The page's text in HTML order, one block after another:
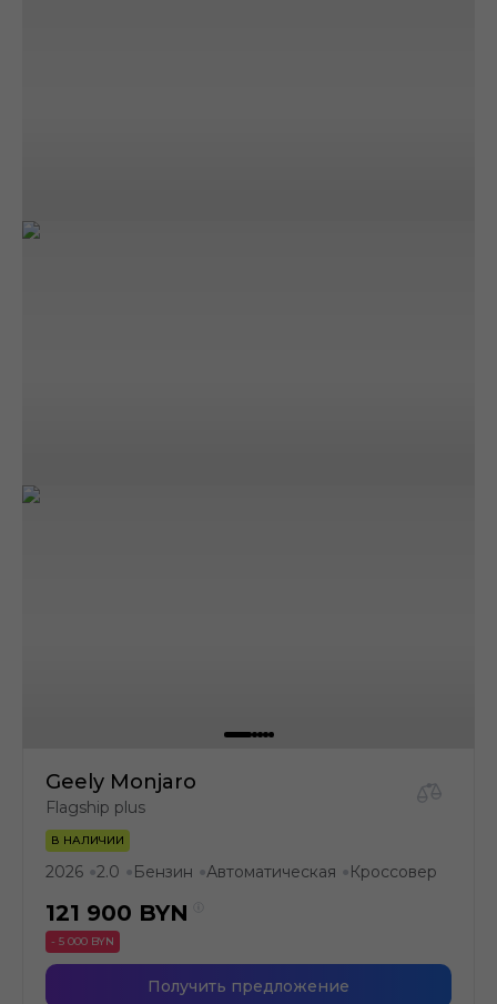
Geely Monjaro
Flagship plus
В НАЛИЧИИ
2026 ●2.0 ● Бензин ●Автоматическая ● Кроссовер
121 900 BYN
- 5 000 BYN
Получить предложение